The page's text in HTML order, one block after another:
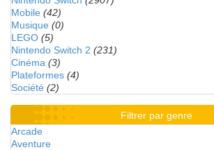
Mobile (42)
Musique (0)
LEGO (5)
Nintendo Switch 2 (231)
Cinéma (3)
Plateformes (4)
Société (2)
Filtrer par genre
Arcade
Aventure